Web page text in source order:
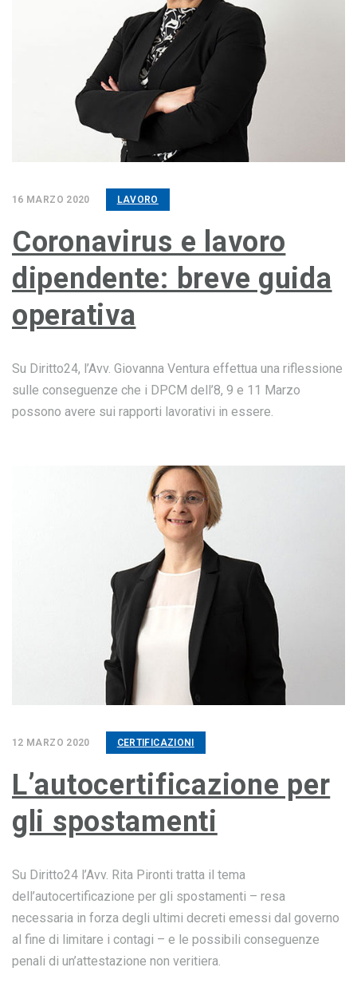
16 MARZO 2020 LAVORO
Coronavirus e lavoro
dipendente: breve guida
operativa
Su Diritto24, l’Avv. Giovanna Ventura effettua una riflessione
sulle conseguenze che i DPCM dell’8, 9 e 11 Marzo
possono avere sui rapporti lavorativi in essere.
12 MARZO 2020 CERTIFICAZIONI
L’autocertificazione per
gli spostamenti
Su Diritto24 l’Avv. Rita Pironti tratta il tema
dell’autocertificazione per gli spostamenti – resa
necessaria in forza degli ultimi decreti emessi dal governo
al fine di limitare i contagi – e le possibili conseguenze
penali di un’attestazione non veritiera.